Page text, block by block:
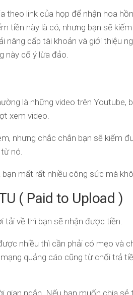
link của họp để nhận hoa
tiền này là có, nhưng bạn sẽ
cấp tài khoản và giới thiệu
này cố ý lừa đảo.
là những video trên Youtube,
xem video.
nhưng chắc chắn bạn sẽ kiếm
nó.
mất rất nhiều công sức mà
( Paid to Upload )
tải về thì bạn sẽ nhận được tiền.
nhiều thì cần phải có mẹo và
quảng cáo cũng từ chối trả
gian ngắn. Nếu bạn muốn chia